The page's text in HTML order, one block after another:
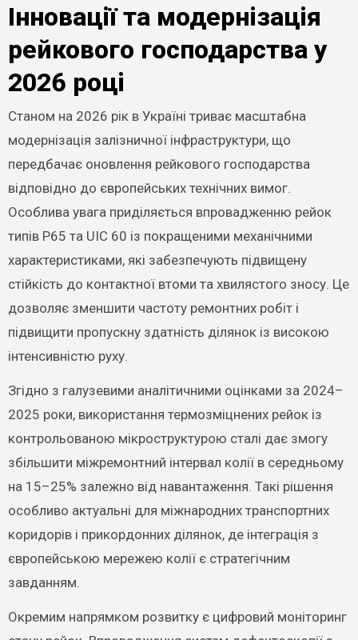
Інновації та модернізація
рейкового господарства у
2026 році
Станом на 2026 рік в Україні триває масштабна
модернізація залізничної інфраструктури, що
передбачає оновлення рейкового господарства
відповідно до європейських технічних вимог.
Особлива увага приділяється впровадженню рейок
типів Р65 та UIC 60 із покращеними механічними
характеристиками, які забезпечують підвищену
стійкість до контактної втоми та хвилястого зносу. Це
дозволяє зменшити частоту ремонтних робіт і
підвищити пропускну здатність ділянок із високою
інтенсивністю руху.
Згідно з галузевими аналітичними оцінками за 2024–
2025 роки, використання термозміцнених рейок із
контрольованою мікроструктурою сталі дає змогу
збільшити міжремонтний інтервал колії в середньому
на 15–25% залежно від навантаження. Такі рішення
особливо актуальні для міжнародних транспортних
коридорів і прикордонних ділянок, де інтеграція з
європейською мережею колії є стратегічним
завданням.
Окремим напрямком розвитку є цифровий моніторинг